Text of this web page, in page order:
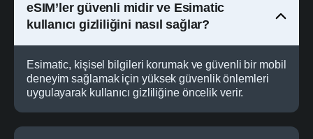
eSIM’ler güvenli midir ve Esimatic
kullanıcı gizliliğini nasıl sağlar?
Esimatic, kişisel bilgileri korumak ve güvenli bir mobil
deneyim sağlamak için yüksek güvenlik önlemleri
uygulayarak kullanıcı gizliliğine öncelik verir.